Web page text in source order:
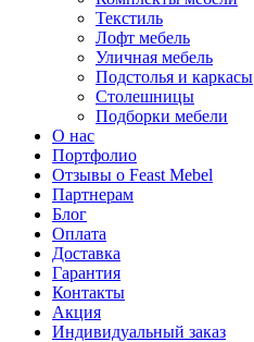
Текстиль
Лофт мебель
Уличная мебель
Подстолья и каркасы
Столешницы
Подборки мебели
О нас
Портфолио
Отзывы о Feast Mebel
Партнерам
Блог
Оплата
Доставка
Гарантия
Контакты
Акция
Индивидуальный заказ